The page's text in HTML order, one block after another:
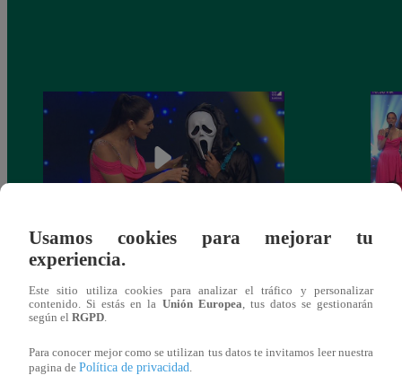
Yo Soy 30 de noviembre del 2018 –
Usamos cookies para mejorar tu
experiencia.
Este sitio utiliza cookies para analizar el tráfico y personalizar
contenido. Si estás en la Unión Europea, tus datos se gestionarán
según el RGPD.
Para conocer mejor como se utilizan tus datos te invitamos leer nuestra
pagina de Política de privacidad.